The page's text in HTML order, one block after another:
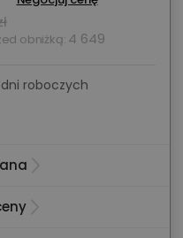
obniżką: 4 649
roboczych